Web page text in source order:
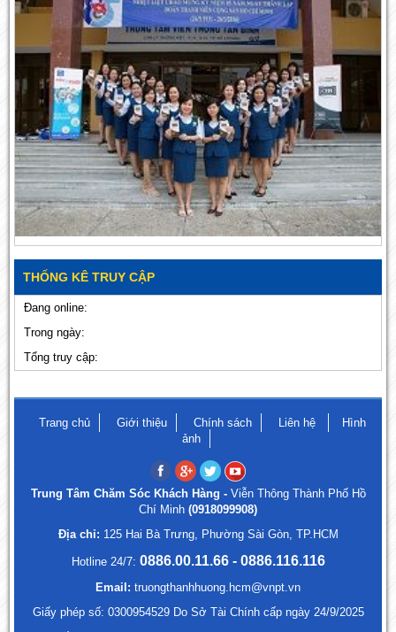
THỐNG KÊ TRUY CẬP
Đang online:
Trong ngày:
Tổng truy cập:
Trang chủ Giới thiệu Chính sách Liên hệ
Hình
ảnh
Trung Tâm Chăm Sóc Khách Hàng - Viễn Thông Thành Phố Hồ
Chí Minh (0918099908)
Địa chỉ: 125 Hai Bà Trưng, Phường Sài Gòn, TP.HCM
Hotline 24/7: 0886.00.11.66 - 0886.116.116
Email: truongthanhhuong.hcm@vnpt.vn
Giấy phép số: 0300954529 Do Sở Tài Chính cấp ngày 24/9/2025